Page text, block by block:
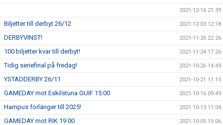
2021-12-16 21:39
Biljetter till derbyt 26/12 2021-12-03 12:18
DERBYVINST! 2021-11-26 22:26
100 biljetter kvar till derbyt! 2021-11-24 17:26
Tidig seriefinal på fredag! 2021-10-26 14:49
YSTADDERBY 26/11 2021-10-21 11:15
GAMEDAY mot Eskilstuna GUIF 15:00 2021-10-16 09:49
Hampus förlänger till 2025! 2021-10-13 11:04
GAMEDAY mot RIK 19.00 2021-10-05 15:06